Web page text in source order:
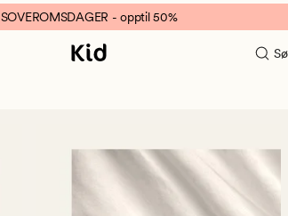
SOVEROMSDAGER - opptil 50%